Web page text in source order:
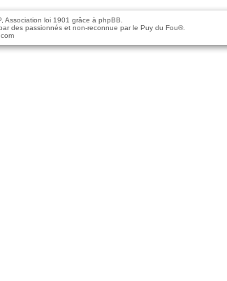
Association loi 1901 grâce à phpBB.
des passionnés et non-reconnue par le Puy du Fou®.